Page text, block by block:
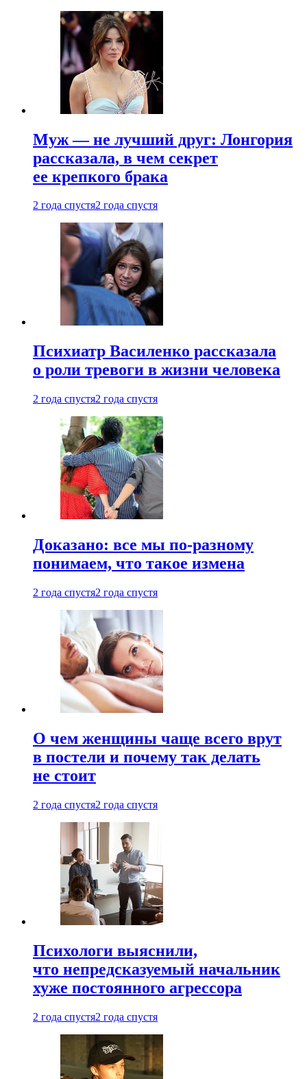
Муж — не лучший друг: Лонгория
рассказала, в чем секрет
ее крепкого брака
2 года спустя2 года спустя
Психиатр Василенко рассказала
о роли тревоги в жизни человека
2 года спустя2 года спустя
Доказано: все мы по-разному
понимаем, что такое измена
2 года спустя2 года спустя
О чем женщины чаще всего врут
в постели и почему так делать
не стоит
2 года спустя2 года спустя
Психологи выяснили,
что непредсказуемый начальник
хуже постоянного агрессора
2 года спустя2 года спустя